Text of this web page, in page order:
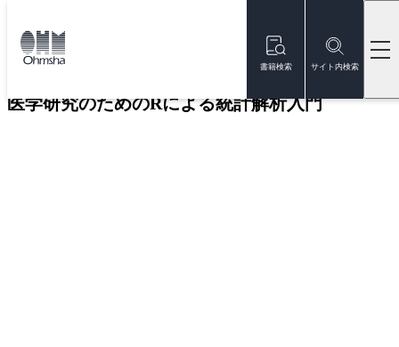
書籍検索 サイト内検索
トップ
医学研究のためのRによる統計解析入門